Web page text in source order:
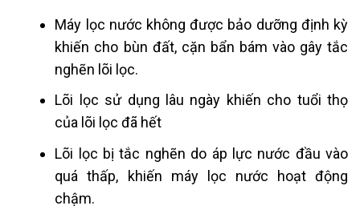
Máy lọc nước không được bảo dưỡng định kỳ
khiến cho bùn đất, cặn bẩn bám vào gây tắc
nghẽn lõi lọc.
Lõi lọc sử dụng lâu ngày khiến cho tuổi thọ
của lõi lọc đã hết
Lõi lọc bị tắc nghẽn do áp lực nước đầu vào
quá thấp, khiến máy lọc nước hoạt động
chậm.